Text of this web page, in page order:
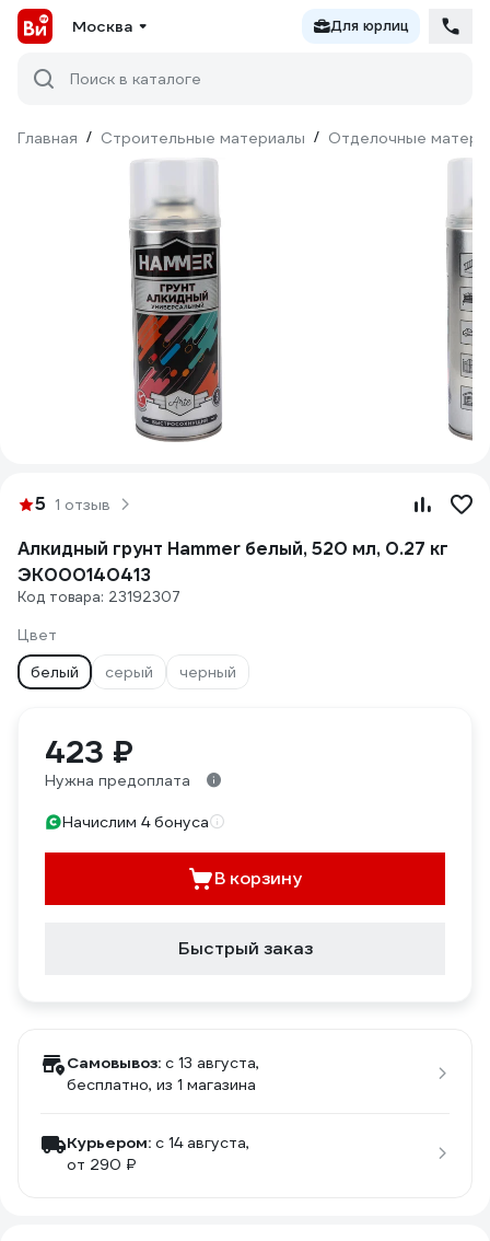
Москва Для юрлиц
Поиск в каталоге
Главная / Строительные материалы / Отделочные
5 1 отзыв
Алкидный грунт Hammer белый, 520 мл, 0.27 кг
ЭК000140413
Код товара: 23192307
Цвет
белый
серый черный
423 ₽
Нужна предоплата
Начислим 4 бонуса
В корзину
Быстрый заказ
Самовывоз: c 13 августа,
бесплатно, из 1 магазина
Курьером: c 14 августа,
от 290 ₽